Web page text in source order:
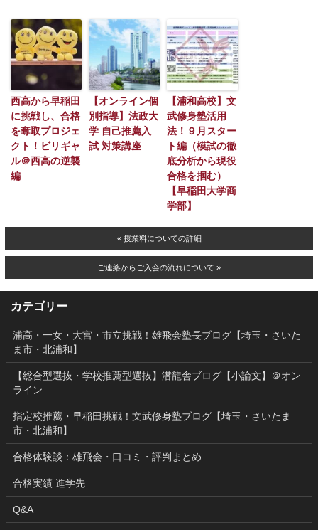
西高から早稲田
に挑戦し、合格
を奪取プロジェ
クト！ビリギャ
ル＠西高の逆襲
編
【オンライン個
別指導】法政大
学 自己推薦入
試 対策講座
【浦和高校】文
武修身塾活用
法！９月スター
ト編（模試の徹
底分析から現役
合格を掴む）
【早稲田大学商
学部】
« 授業料についての詳細
ご連絡からご入会の流れについて »
カテゴリー
浦高・一女・大宮・市立挑戦！雄飛会塾長ブログ【埼玉・さいた
ま市・北浦和】
【総合型選抜・学校推薦型選抜】潜龍舎ブログ【小論文】＠オン
ライン
指定校推薦・早稲田挑戦！文武修身塾ブログ【埼玉・さいたま
市・北浦和】
合格体験談：雄飛会・口コミ・評判まとめ
合格実績 進学先
Q&A